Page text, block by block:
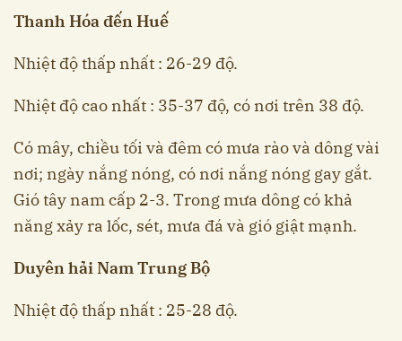
Thanh Hóa đến Huế
Nhiệt độ thấp nhất : 26-29 độ.
Nhiệt độ cao nhất : 35-37 độ, có nơi trên 38 độ.
Có mây, chiều tối và đêm có mưa rào và dông vài
nơi; ngày nắng nóng, có nơi nắng nóng gay gắt.
Gió tây nam cấp 2-3. Trong mưa dông có khả
năng xảy ra lốc, sét, mưa đá và gió giật mạnh.
Duyên hải Nam Trung Bộ
Nhiệt độ thấp nhất : 25-28 độ.